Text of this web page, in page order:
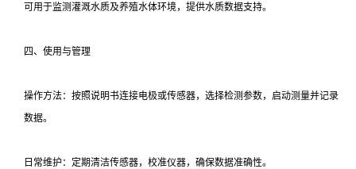
可用于监测灌溉水质及养殖水体环境，提供水质数据支持。
四、使用与管理
操作方法：按照说明书连接电极或传感器，选择检测参数，启动测量并记录
数据。
日常维护：定期清洁传感器，校准仪器，确保数据准确性。